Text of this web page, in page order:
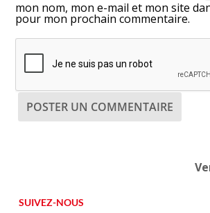
mon nom, mon e-mail et mon site
pour mon prochain commentaire.
SUIVEZ-NOUS